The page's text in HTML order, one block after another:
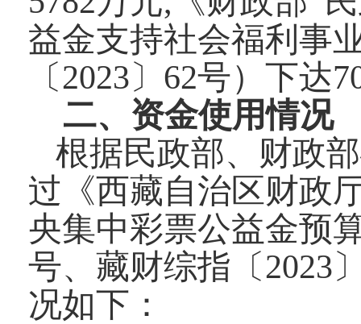
益金支持社会福利事
〔2023〕62号）下达
二、资金使用情况
根据民政部、财政
过《西藏自治区财政
央集中彩票公益金预
号、藏财综指〔2023
况如下：